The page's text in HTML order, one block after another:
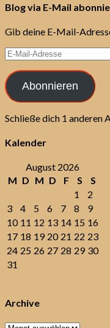
Blog via E-Mail
Gib deine E-Mail-
E-
Mail-
Adresse
Abonnieren
Schließe dich 1 anderen
Kalender
August 2026
M D M D F S
S
1
2
3
4 5 6 7 8
9
10 11 12 13 14 15 16
17 18 19 20 21 22 23
24 25 26 27 28 29 30
31
Archive